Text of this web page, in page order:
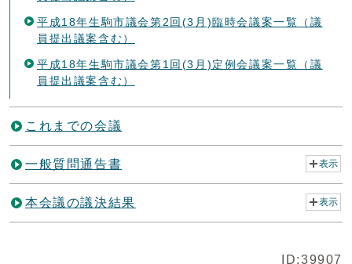
平成18年生駒市議会第2回(3月)臨時会議案一覧（議
員提出議案含む）
平成18年生駒市議会第1回(3月)定例会議案一覧（議
員提出議案含む）
これまでの会議
一般質問通告書 表示
本会議の議決結果 表示
ID:39907